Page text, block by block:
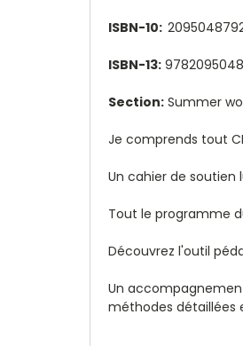
ISBN-10:
ISBN-13:
Section: Summer
Je comprends tout
Un cahier de soutien
Tout le programme
Découvrez l'outil
Un
méthodes détaillées